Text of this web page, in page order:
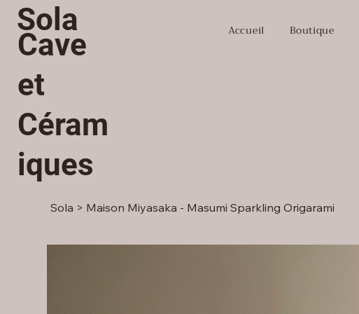
Cave
et
Céram
iques
Sola Accueil Boutique
Sola > Maison Miyasaka - Masumi Sparkling Origarami